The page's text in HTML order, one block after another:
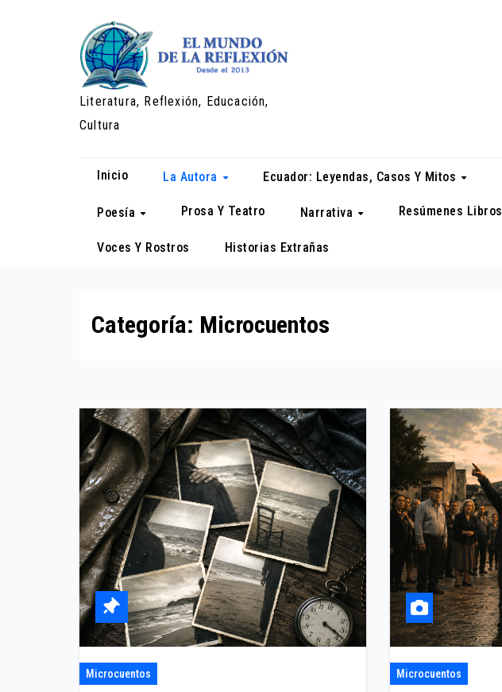
Literatura, Reflexión, Educación,
Cultura
Inicio La Autora Ecuador: Leyendas, Casos Y Mitos
Poesía Prosa Y Teatro Narrativa Resúmenes Libros
Voces Y Rostros Historias Extrañas
Categoría: Microcuentos
Microcuentos Microcuentos